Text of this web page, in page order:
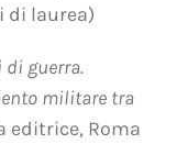
di laurea)
di guerra.
militare tra
editrice, Roma